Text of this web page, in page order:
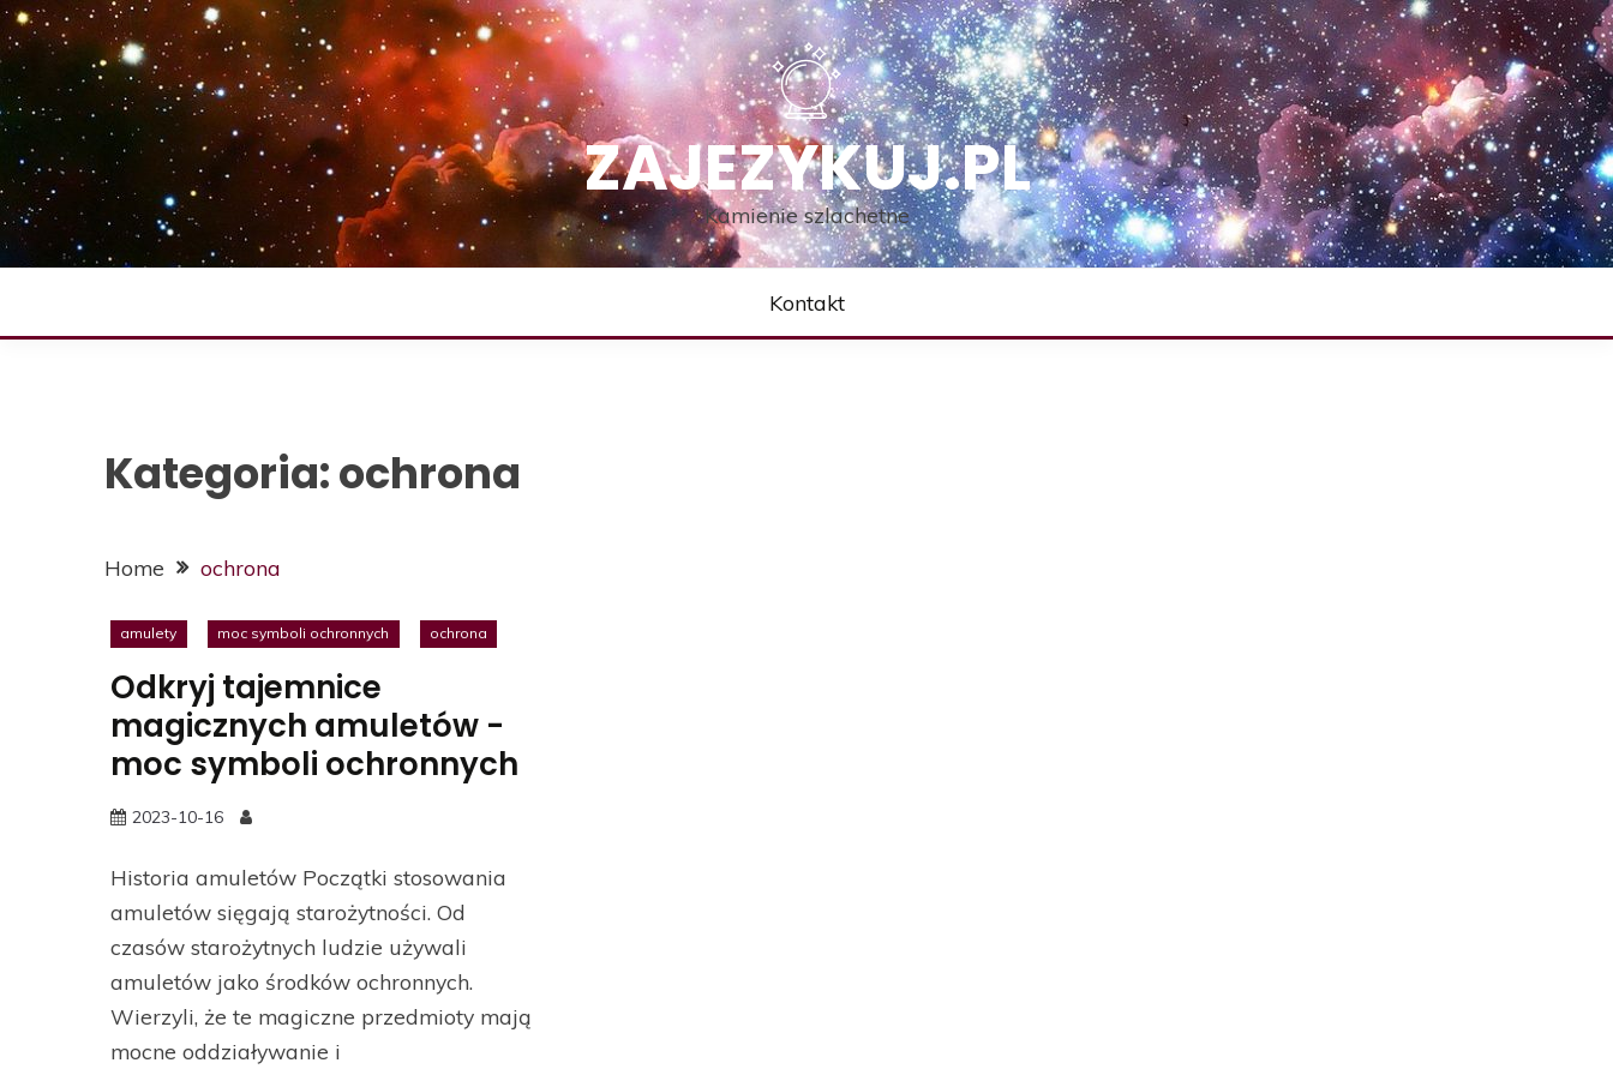
Skip
to
content
ZAJEZYKUJ.PL
Kamienie szlachetne
Kontakt
Kategoria:ochrona
Home ochrona
amulety moc symboli ochronnych ochrona
Odkryj tajemnice
magicznych amuletów -
moc symboli ochronnych
2023-10-16
Historia amuletów Początki stosowania
amuletów sięgają starożytności. Od
czasów starożytnych ludzie używali
amuletów jako środków ochronnych.
Wierzyli, że te magiczne przedmioty mają
mocne oddziaływanie i